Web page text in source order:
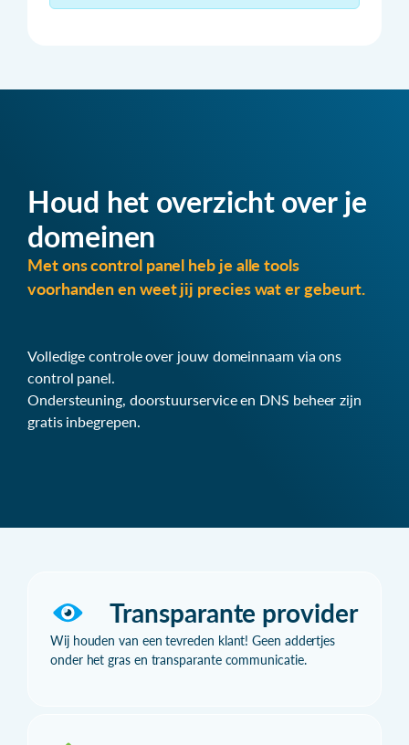
Houd het overzicht over je
domeinen
Met ons control panel heb je alle tools
voorhanden en weet jij precies wat er gebeurt.
Volledige controle over jouw domeinnaam via ons
control panel.
Ondersteuning, doorstuurservice en DNS beheer zijn
gratis inbegrepen.
Transparante provider
Wij houden van een tevreden klant! Geen addertjes
onder het gras en transparante communicatie.